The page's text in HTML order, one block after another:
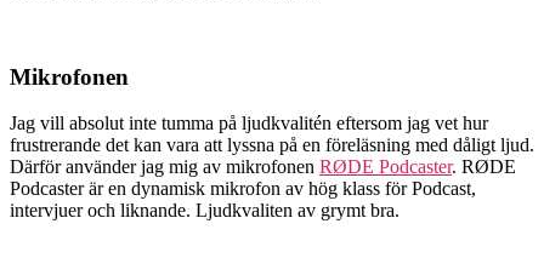
Mikrofonen
Jag vill absolut inte tumma på ljudkvalitén eftersom jag vet hur
frustrerande det kan vara att lyssna på en föreläsning med dåligt ljud.
Därför använder jag mig av mikrofonen RØDE Podcaster. RØDE
Podcaster är en dynamisk mikrofon av hög klass för Podcast,
intervjuer och liknande. Ljudkvaliten av grymt bra.